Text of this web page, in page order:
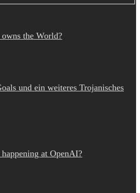
the World?
und ein weiteres Trojanisches
at OpenAI?